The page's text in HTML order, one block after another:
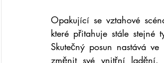
Opakující se vztahové
které přitahuje stále stejné
Skutečný posun nastává
změnit své vnitřní ladění.